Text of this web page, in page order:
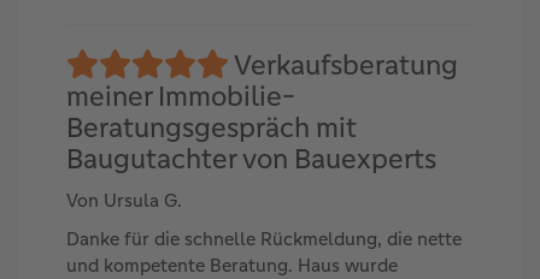
Verkaufsberatung
meiner Immobilie-
Beratungsgespräch mit
Baugutachter von Bauexperts
Von Ursula G.
Danke für die schnelle Rückmeldung, die nette
und kompetente Beratung. Haus wurde